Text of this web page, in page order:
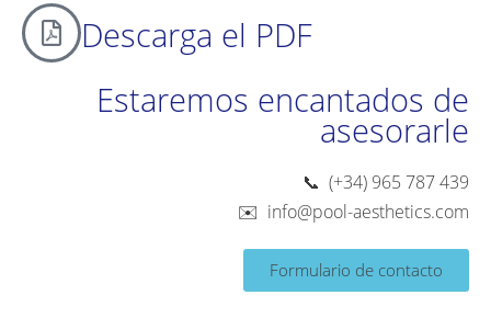
Descarga el PDF
Estaremos encantados de
asesorarle
📞 (+34) 965 787 439
✉️ info@pool-aesthetics.com
Formulario de contacto